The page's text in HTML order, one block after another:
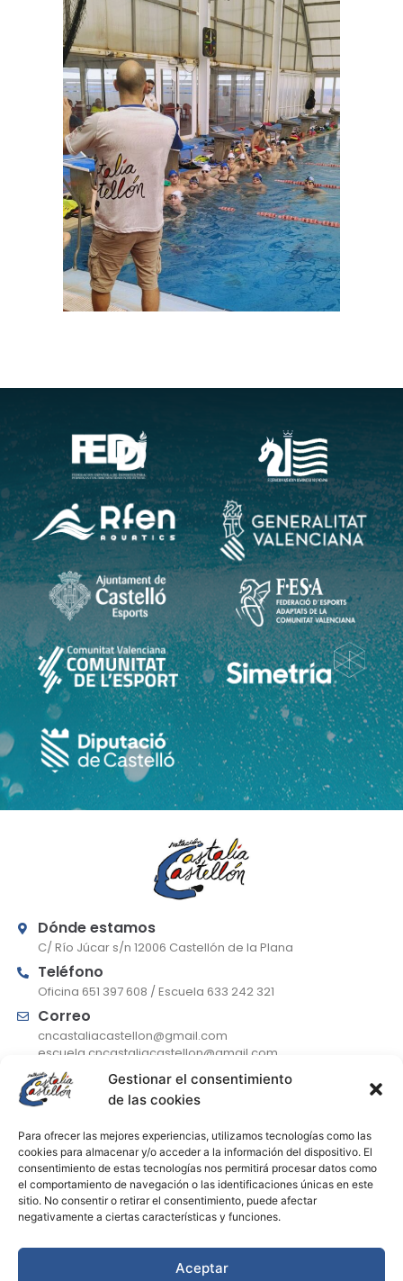
Gestionar el consentimiento
de las cookies
Para ofrecer las mejores experiencias, utilizamos tecnologías como las
cookies para almacenar y/o acceder a la información del dispositivo. El
consentimiento de estas tecnologías nos permitirá procesar datos como
el comportamiento de navegación o las identificaciones únicas en este
sitio. No consentir o retirar el consentimiento, puede afectar
negativamente a ciertas características y funciones.
Aceptar
Dónde estamos
C/ Río Júcar s/n 12006 Castellón de la Plana
Teléfono
Oficina 651 397 608 / Escuela 633 242 321
Correo
cncastaliacastellon@gmail.com
escuela.cncastaliacastellon@gmail.com
De lunes a jueves
9:30-13:30 (atención telefónica) / 17:00-19:00
Viernes
9:30-13:30 (atención telefónica)
Julio